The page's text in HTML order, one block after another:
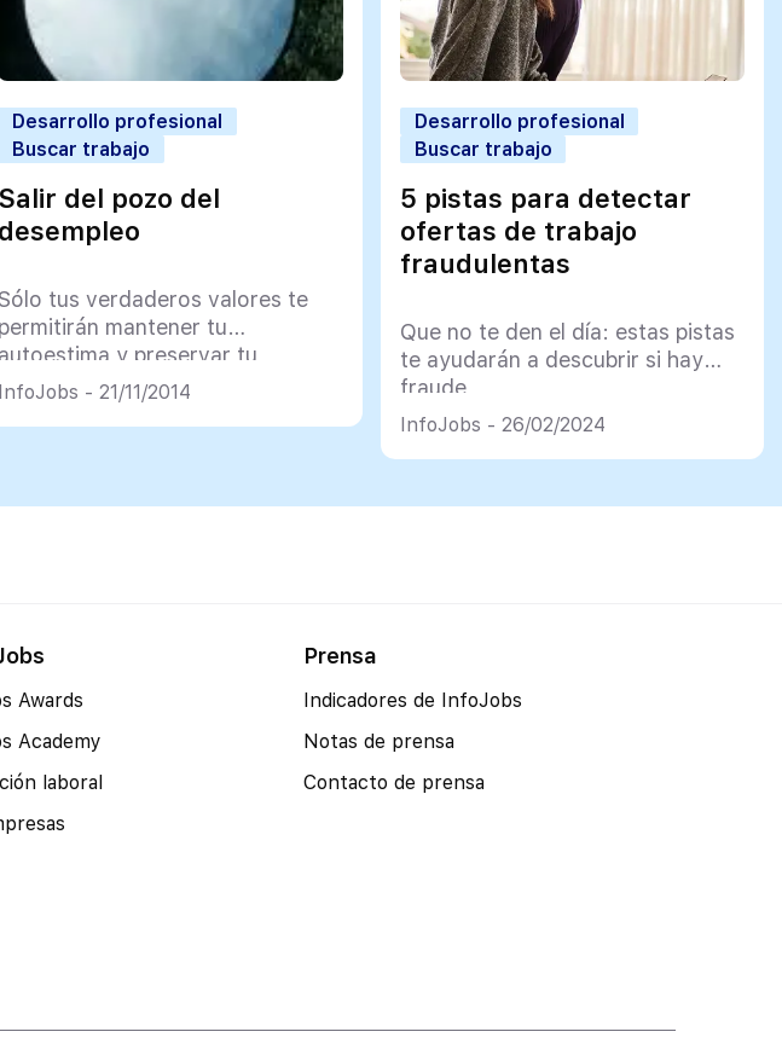
Desarrollo profesional
Buscar trabajo
Salir del pozo del
desempleo
Sólo tus verdaderos valores te
permitirán mantener tu
autoestima y preservar tu
integridad psicológica
InfoJobs - 21/11/2014
Desarrollo profesional
Buscar trabajo
5 pistas para detectar
ofertas de trabajo
fraudulentas
Que no te den el día: estas pistas
te ayudarán a descubrir si hay
fraude
InfoJobs - 26/02/2024
Awards
Academy
laboral
Prensa
Indicadores de InfoJobs
Notas de prensa
Contacto de prensa